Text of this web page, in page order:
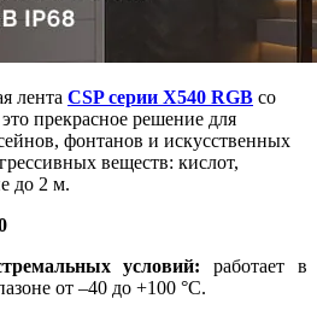
лента CSP серии X540 RGB со
прекрасное решение для
фонтанов и искусственных
веществ: кислот,
до 2 м.
условий: работает в
от –40 до +100 °C.